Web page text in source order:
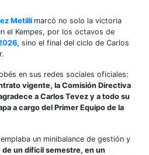
Metilli marcó no solo la victoria
el Kempes, por los octavos de
, sino el final del ciclo de Carlos
en sus redes sociales oficiales:
vigente, la Comisión Directiva
a Carlos Tevez y a todo su
a cargo del Primer Equipo de la
un minibalance de gestión y
de un difícil semestre, en un